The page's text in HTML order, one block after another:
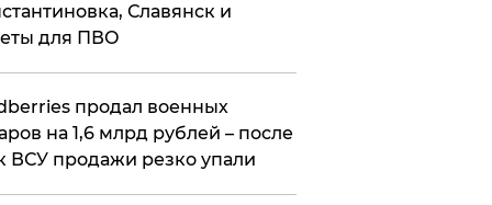
Славянск и
для ПВО
продал военных
на 1,6 млрд рублей – после
ВСУ продажи резко упали